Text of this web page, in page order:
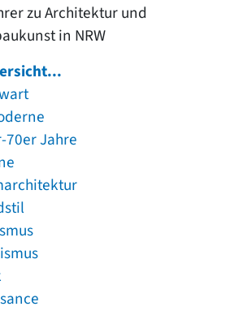
zu Architektur und
in NRW
70er Jahre